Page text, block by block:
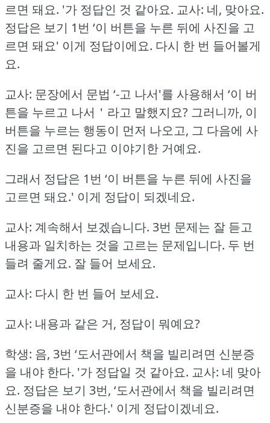
르면 돼요. '가 정답인 것 같아요. 교사: 네, 맞아요.
정답은 보기 1번 ‘이 버튼을 누른 뒤에 사진을 고
르면 돼요' 이게 정답이에요. 다시 한 번 들어볼게
요.
교사: 문장에서 문법 ‘-고 나서'를 사용해서 ‘이 버
튼을 누르고 나서＇라고 말했지요? 그러니까, 이
버튼을 누르는 행동이 먼저 나오고, 그 다음에 사
진을 고르면 된다고 이야기한 거예요.
그래서 정답은 1번 ‘이 버튼을 누른 뒤에 사진을
고르면 돼요.' 이게 정답이 되겠네요.
교사: 계속해서 보겠습니다. 3번 문제는 잘 듣고
내용과 일치하는 것을 고르는 문제입니다. 두 번
들려 줄게요. 잘 들어 보세요.
교사: 다시 한 번 들어 보세요.
교사: 내용과 같은 거, 정답이 뭐예요?
학생: 음, 3번 ‘도서관에서 책을 빌리려면 신분증
을 내야 한다. '가 정답일 것 같아요. 교사: 네 맞아
요. 정답은 보기 3번, ‘도서관에서 책을 빌리려면
신분증을 내야 한다.' 이게 정답이겠네요.